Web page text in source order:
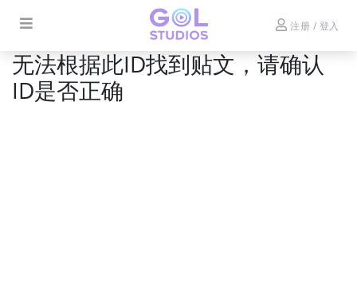
注册 / 登入
无法根据此ID找到贴文，请确认
ID是否正确